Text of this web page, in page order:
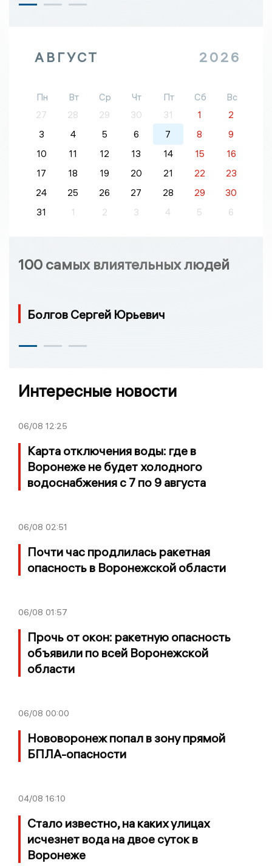
АВГУСТ 2026
Пн Вт Ср Чт Пт Сб
Вс
27
28 29 30 31 1
2
3
4 5 6 7 8
9
10
11 12 13 14 15
16
17
18 19 20 21 22
23
24
25 26 27 28 29
30
31
1 2 3 4 5 6
100 самых влиятельных людей
Болгов Сергей Юрьевич
Интересные новости
06/08 12:25
Карта отключения воды: где в
Воронеже не будет холодного
водоснабжения с 7 по 9 августа
06/08 02:51
Почти час продлилась ракетная
опасность в Воронежской области
06/08 01:57
Прочь от окон: ракетную опасность
объявили по всей Воронежской
области
06/08 00:00
Нововоронеж попал в зону прямой
БПЛА-опасности
04/08 16:10
Стало известно, на каких улицах
исчезнет вода на двое суток в
Воронеже